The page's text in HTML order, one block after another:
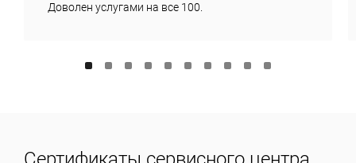
Доволен услугами на все 100.